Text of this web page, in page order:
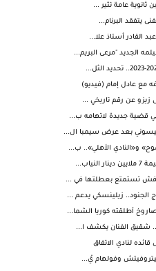
ثانوية عامة تثير ...
يتفقد البرنام...
القادر أستاذ علا...
الجديد "مرعى البريم...
مع عادل إمام (فيديو)
زيزو عن رقم تاريخي ...
قضية جديدة لاتهامه ب...
بعد عرض سيمبا ال...
و«النادي الأهلي».. ب...
تستمتع بعطلتها في ...
زيلينسكي يدعم ...
أطلقته كوريا الشما...
شقيق الفنان يكشف ا...
لنادي الاتفاق
وفولهام يُ...